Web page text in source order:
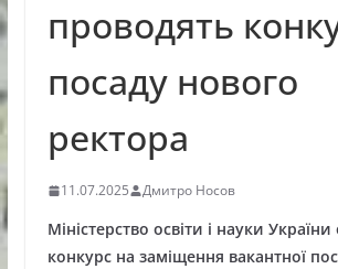
проводять
посаду нового
ректора
11.07.2025 Дмитро Носов
Міністерство освіти і науки
конкурс на заміщення вакантної